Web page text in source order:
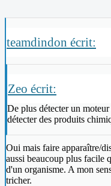
teamdindon écrit:
Zeo écrit:
De plus détecter un
détecter des produits
Oui mais faire apparaître/
aussi beaucoup plus facile
d'un organisme. A mon
tricher.